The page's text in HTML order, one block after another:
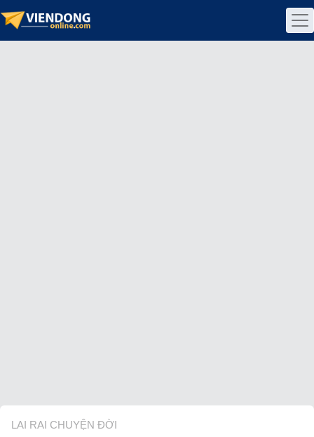
LAI RAI CHUYỆN ĐỜI